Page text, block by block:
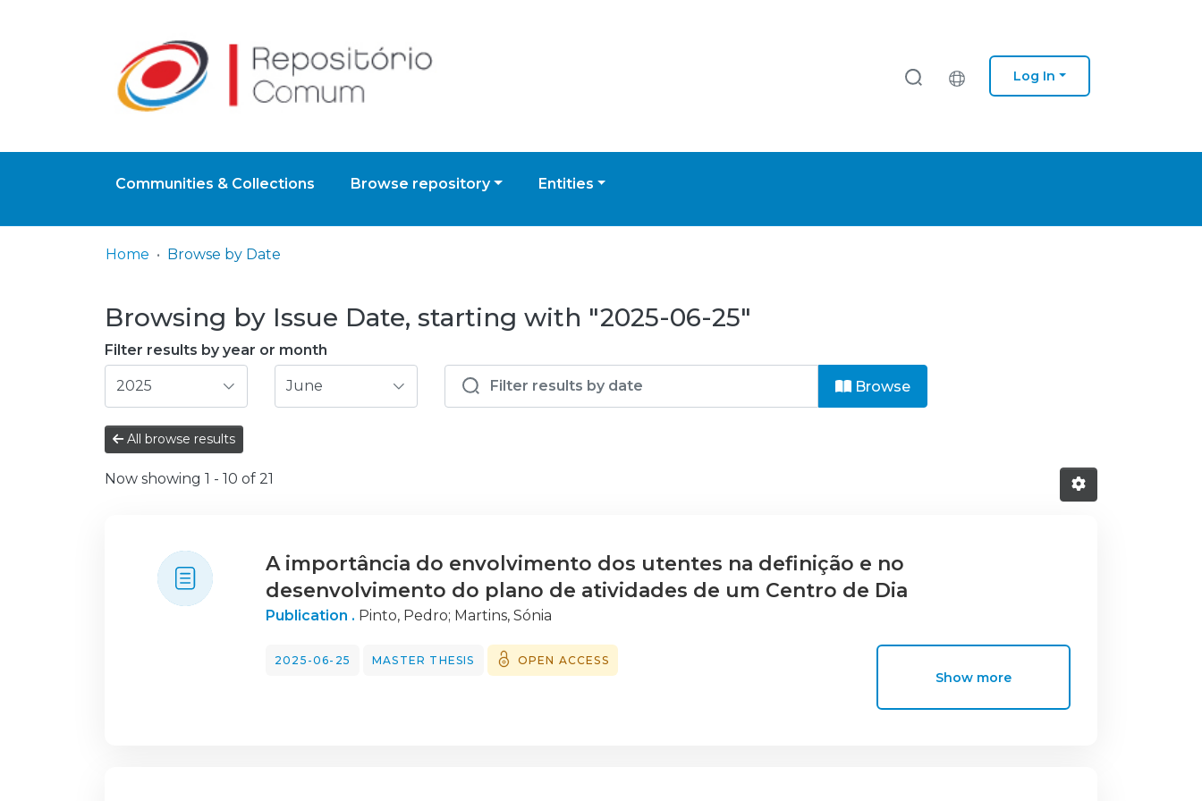
Log In
Communities & Collections Browse repository Entities
Home Browse by Date
Browsing by Issue Date, starting with "2025-06-25"
Filter results by year or month
Browse
All browse results
Now showing 1 - 10 of 21
A importância do envolvimento dos utentes na definição e no
desenvolvimento do plano de atividades de um Centro de Dia
Publication . Pinto, Pedro; Martins, Sónia
2025-06-25 MASTER THESIS OPEN ACCESS
Show more